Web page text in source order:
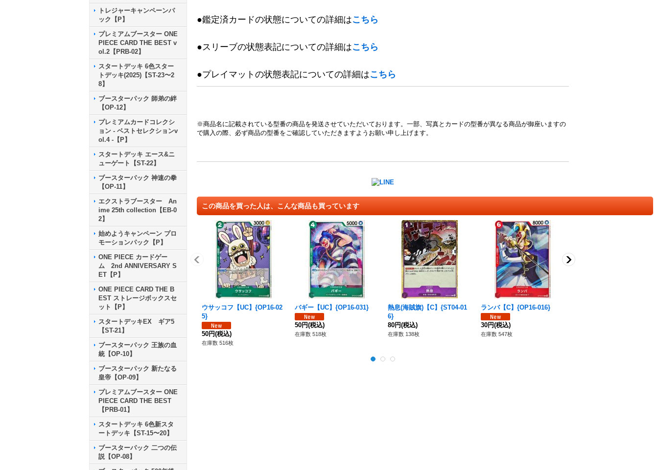
トレジャーキャンペーンパ
ック【P】
プレミアムブースター ONE
PIECE CARD THE BEST v
ol.2【PRB-02】
スタートデッキ 6色スター
トデッキ(2025)【ST-23〜2
8】
ブースターパック 師弟の絆
【OP-12】
プレミアムカードコレクシ
ョン - ベストセレクションv
ol.4 -【P】
スタートデッキ エース&ニ
ューゲート【ST-22】
ブースターパック 神速の拳
【OP-11】
エクストラブースター An
ime 25th collection【EB-0
2】
始めようキャンペーン プロ
モーションパック【P】
ONE PIECE カードゲー
ム 2nd ANNIVERSARY S
ET【P】
ONE PIECE CARD THE B
EST ストレージボックスセ
ット【P】
スタートデッキEX ギア5
【ST-21】
ブースターパック 王族の血
統【OP-10】
ブースターパック 新たなる
皇帝【OP-09】
プレミアムブースター ONE
PIECE CARD THE BEST
【PRB-01】
スタートデッキ 6色新スタ
ートデッキ【ST-15〜20】
ブースターパック 二つの伝
説【OP-08】
●鑑定済カードの状態についての詳細はこちら
●スリーブの状態表記についての詳細はこちら
●プレイマットの状態表記についての詳細はこちら
※商品名に記載されている型番の商品を発送させていただいております。一部、写真とカードの型番が異なる商品が御座いますの
で購入の際、必ず商品の型番をご確認していただきますようお願い申し上げます。
この商品を買った人は、こんな商品も買っています
ウサッコフ【UC】{OP16-02
5}
50円(税込)
在庫数 516枚
バギー【UC】{OP16-031}
50円(税込)
在庫数 518枚
熱息(海賊旗)【C】{ST04-01
6}
80円(税込)
在庫数 138枚
ランバ【C】{OP16-016}
30円(税込)
在庫数 547枚